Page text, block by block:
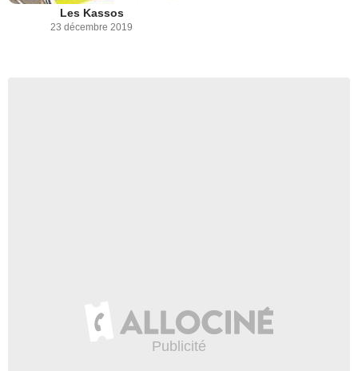
Les Kassos
23 décembre 2019